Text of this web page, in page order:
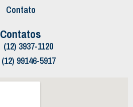
Contato
Contatos
(12) 3937-1120
(12) 99146-5917